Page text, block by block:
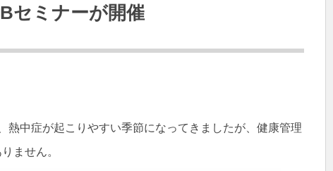
セミナーが開催
熱中症が起こりやすい季節になってきましたが、健康管理
ません。